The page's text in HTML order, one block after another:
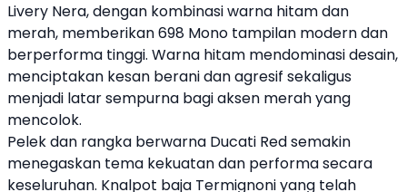
Livery Nera, dengan kombinasi warna hitam dan
merah, memberikan 698 Mono tampilan modern dan
berperforma tinggi. Warna hitam mendominasi desain,
menciptakan kesan berani dan agresif sekaligus
menjadi latar sempurna bagi aksen merah yang
mencolok.
Pelek dan rangka berwarna Ducati Red semakin
menegaskan tema kekuatan dan performa secara
keseluruhan. Knalpot baja Termignoni yang telah